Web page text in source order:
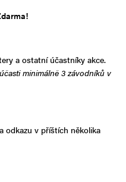
a ostatní účastníky akce.
minimálně 3 závodníků v
odkazu v příštích několika